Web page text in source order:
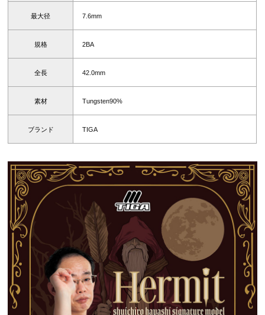
最大径 7.6mm
規格 2BA
全長 42.0mm
素材 Tungsten90%
ブランド TIGA